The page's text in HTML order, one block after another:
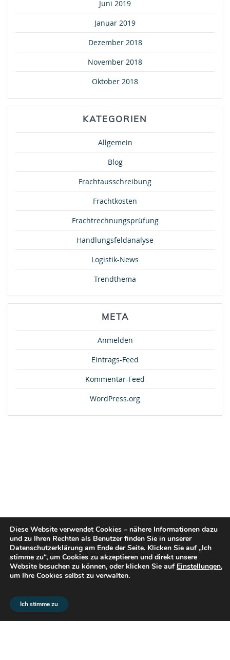
Juni 2019
Januar 2019
Dezember 2018
November 2018
Oktober 2018
KATEGORIEN
Allgemein
Blog
Frachtausschreibung
Frachtkosten
Frachtrechnungsprüfung
Handlungsfeldanalyse
Logistik-News
Trendthema
META
Anmelden
Eintrags-Feed
Kommentar-Feed
WordPress.org
Diese Website verwendet Cookies – nähere Informationen dazu
und zu Ihren Rechten als Benutzer finden Sie in unserer
Datenschutzerklärung am Ende der Seite. Klicken Sie auf „Ich
stimme zu“, um Cookies zu akzeptieren und direkt unsere
Website besuchen zu können, oder klicken Sie auf Einstellungen,
um Ihre Cookies selbst zu verwalten.
Ich stimme zu